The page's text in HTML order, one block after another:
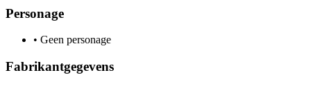
Personage
• Geen personage
Fabrikantgegevens